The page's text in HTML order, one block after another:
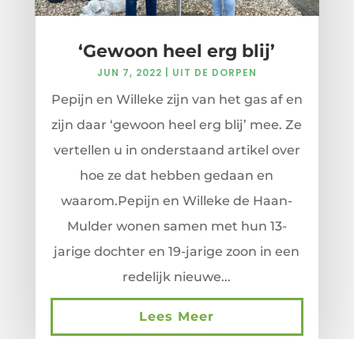
‘Gewoon heel erg blij’
JUN 7, 2022 UIT DE DORPEN
Pepijn en Willeke zijn van het gas af en
zijn daar ‘gewoon heel erg blij’ mee. Ze
vertellen u in onderstaand artikel over
hoe ze dat hebben gedaan en
waarom.Pepijn en Willeke de Haan-
Mulder wonen samen met hun 13-
jarige dochter en 19-jarige zoon in een
redelijk nieuwe...
Lees Meer